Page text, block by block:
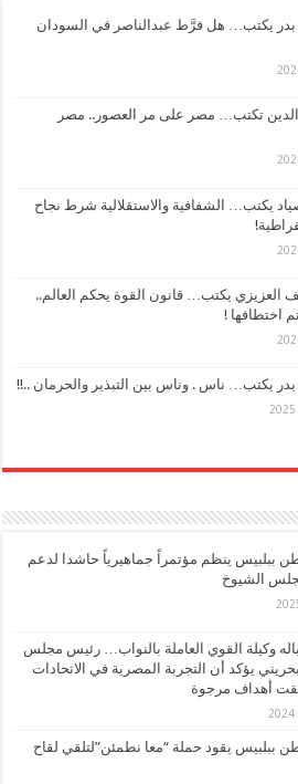
بدر يكتب… هل فرَّط عبدالناصر في السودان
تكتب… مصر على مر العصور.. مصر
يكتب… الشفافية والاستقلالية شرط نجاح
العزيزي يكتب… قانون القوة يحكم العالم..
اختطافها !
بدر يكتب… ناس . وناس بين التبذير والحرمان ..!!
ببلبيس ينظم مؤتمراً جماهيرياً حاشدا لدعم
الشيوخ
وكيلة القوي العاملة بالنواب… رئيس مجلس
يؤكد أن التجربة المصرية في الاتحادات
أهداف مرجوة
ببلبيس يقود حملة “معا نطمئن”لتلقي لقاح